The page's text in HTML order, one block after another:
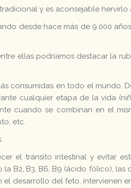
y es aconsejable hervirlo
desde hace más de 9.000
ellas podríamos destacar la
consumidas en todo el
cualquier etapa de la vida
cuando se combinan en el
etc.
el tránsito intestinal y evitar
la B2, B3, B6, B9 (ácido fólico),
el desarrollo del feto, intervienen